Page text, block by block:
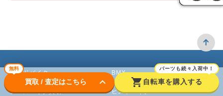
無料
買取 / 査定はこちら keyboard_arrow_down shopping_cart
パーツも続々入荷中！
自転車を購入する
ロードバイク
クロスバイク買取
BMX
ピストバイク